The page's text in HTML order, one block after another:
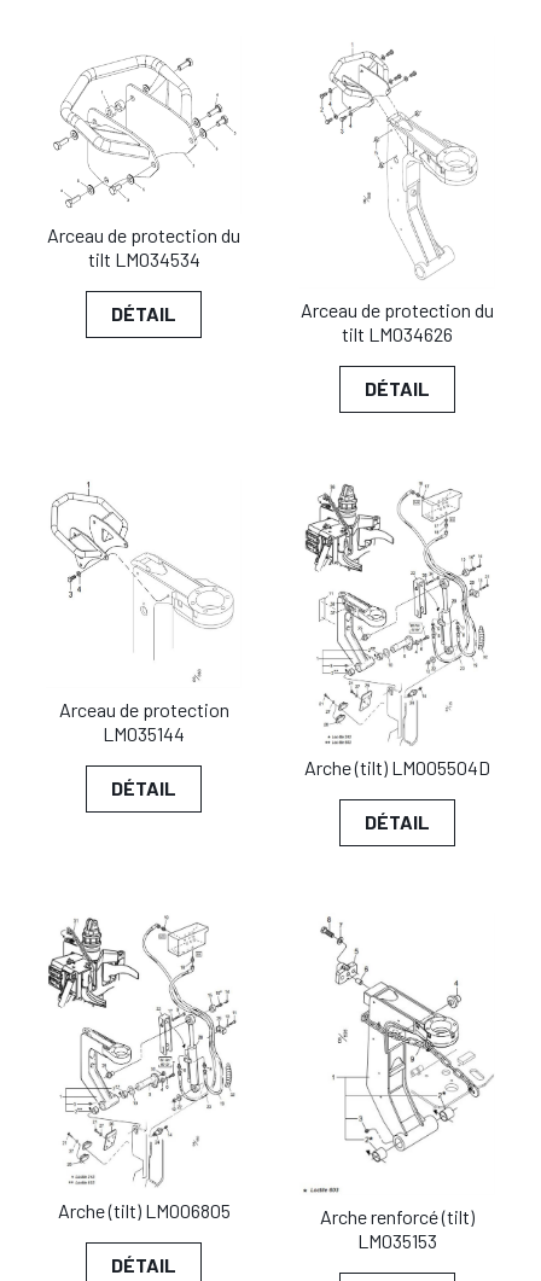
Arceau de protection du
tilt LM034534
DÉTAIL
Arceau de protection du
tilt LM034626
DÉTAIL
Arceau de protection
LM035144
DÉTAIL
Arche (tilt) LM005504D
DÉTAIL
Arche (tilt) LM006805
DÉTAIL
Arche renforcé (tilt)
LM035153